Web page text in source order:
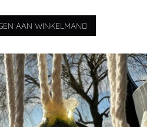
AAN WINKELMAND